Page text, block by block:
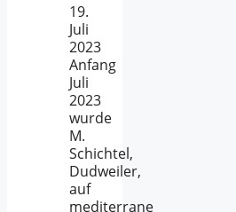
19.
Juli
2023
Anfang
Juli
2023
wurde
M.
Schichtel,
Dudweiler,
auf
mediterrane